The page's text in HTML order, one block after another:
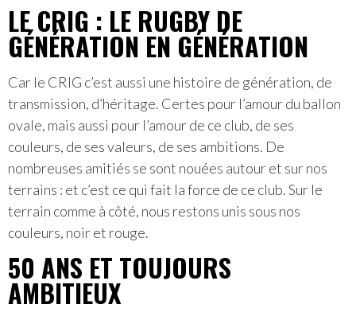
LE CRIG : LE RUGBY DE
GÉNÉRATION EN GÉNÉRATION
Car le CRIG c’est aussi une histoire de génération, de
transmission, d’héritage. Certes pour l’amour du ballon
ovale, mais aussi pour l’amour de ce club, de ses
couleurs, de ses valeurs, de ses ambitions. De
nombreuses amitiés se sont nouées autour et sur nos
terrains : et c’est ce qui fait la force de ce club. Sur le
terrain comme à côté, nous restons unis sous nos
couleurs, noir et rouge.
50 ANS ET TOUJOURS
AMBITIEUX